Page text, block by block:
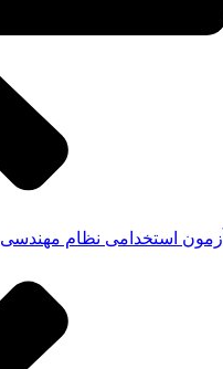
آزمون استخدامی نظام مهندسی